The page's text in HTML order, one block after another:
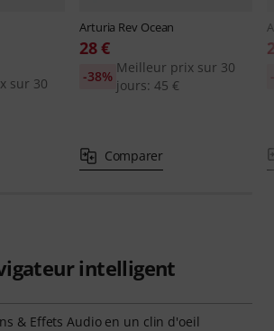
sur 30
Arturia Rev Ocean
28 €
Meilleur prix sur 30
jours: 45 €
-38%
Comparer
intelligent
& Effets Audio en un clin d'oeil